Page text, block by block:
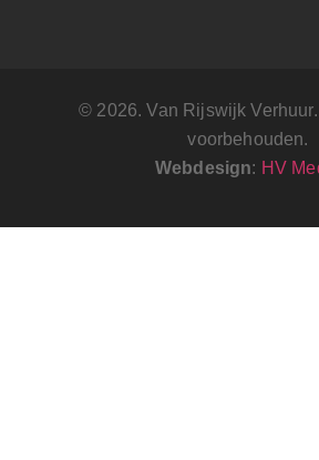
© 2026. Van Rijswijk
voorbehouden.
Webdesign: HV